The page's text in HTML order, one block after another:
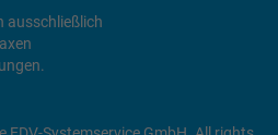
ausschließlich